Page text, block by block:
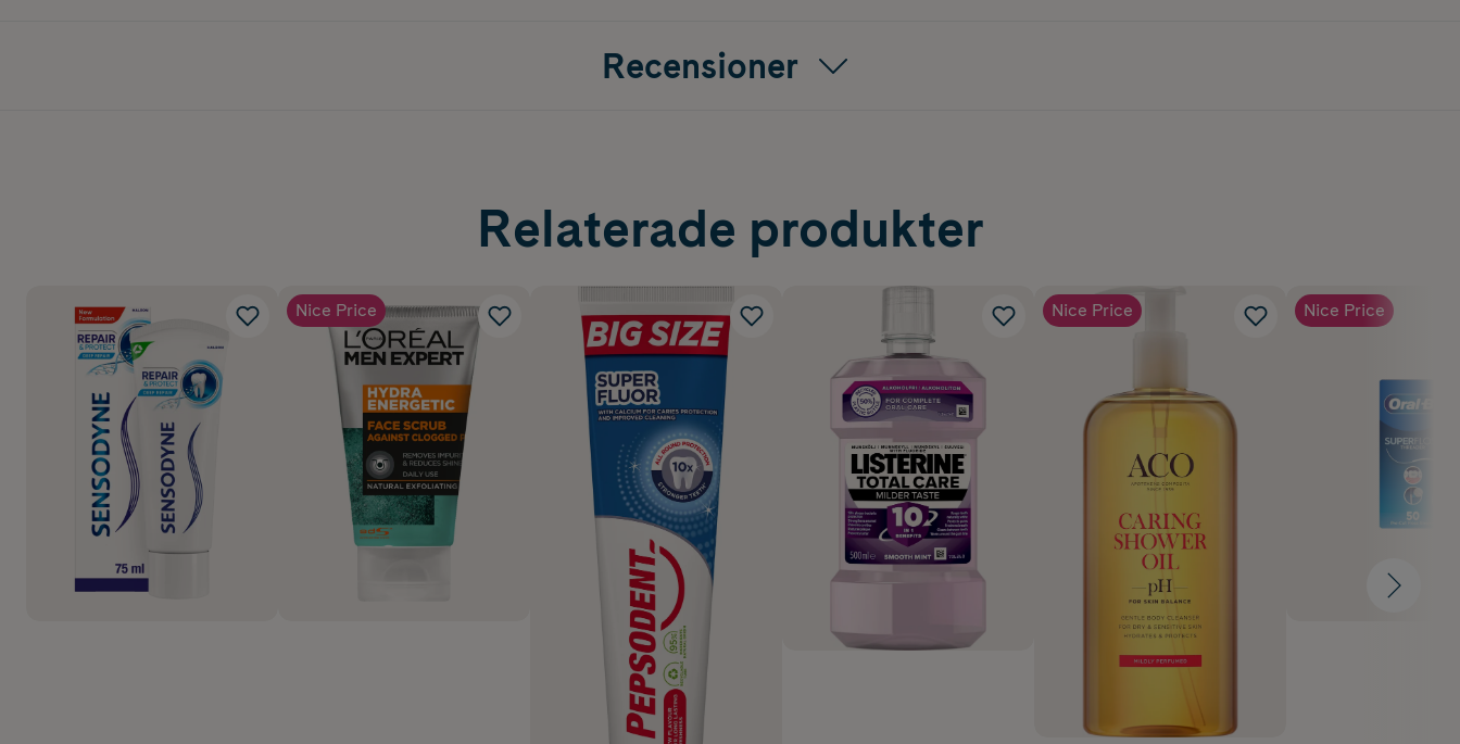
Recensioner
Relaterade produkter
Nice Price Nice Price Nice Price